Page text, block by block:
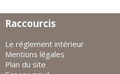
Raccourcis
Le réglement intérieur
Mentions légales
Plan du site